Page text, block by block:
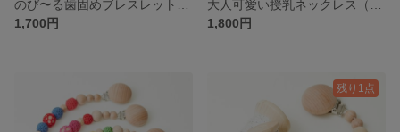
1,700円
1,800円
残り1点